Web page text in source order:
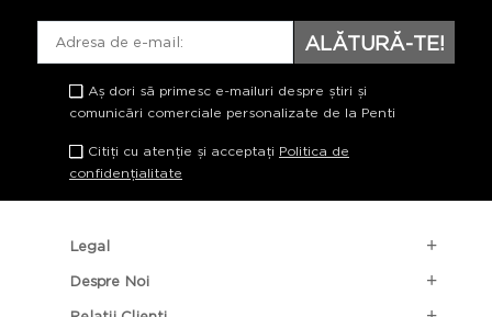
ALĂTURĂ-TE!
Aș dori să primesc e-mailuri despre știri și
comunicări comerciale personalizate de la Penti
Citiți cu atenție și acceptați Politica de
confidențialitate
Legal
Despre Noi